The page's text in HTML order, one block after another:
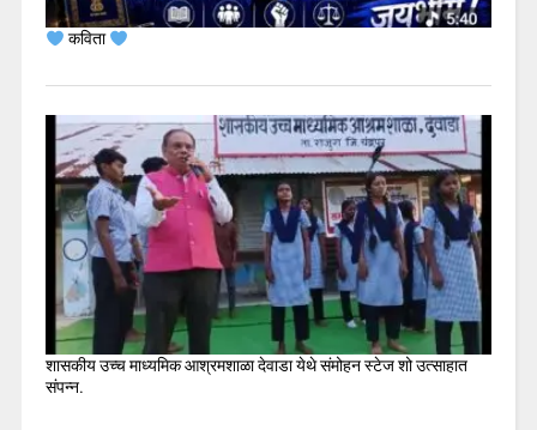
कविता
शासकीय उच्च माध्यमिक आश्रमशाळा देवाडा येथे संमोहन स्टेज शो उत्साहात
संपन्न.